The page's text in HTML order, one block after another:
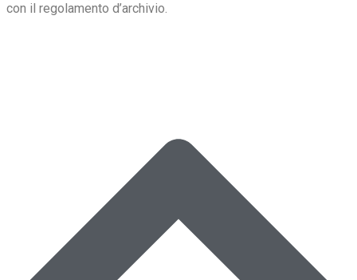
con il regolamento d’archivio.